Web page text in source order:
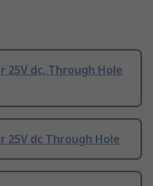
25V dc, Through Hole
25V dc Through Hole